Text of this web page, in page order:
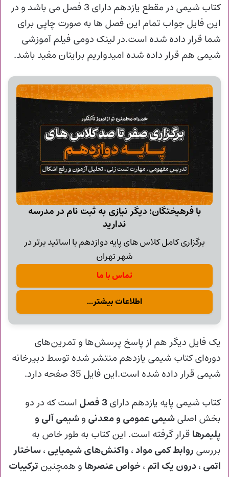
کتاب شیمی در مقطع یازدهم دارای 3 فصل می باشد و در
این فایل جواب تمام این فصل ها به صورت چاپی برای
شما قرار داده شده است.در لینک دومی فیلم آموزشی
شیمی هم قرار داده شده امیدواریم برایتان مفید باشد.
با فرهیختگان؛ دیگر نیازی به ثبت نام در مدرسه
ندارید
برگزاری کامل کلاس های پایه دوازدهم با اساتید برتر در
شهر تهران
تماس با ما
اطلاعات بیشتر...
یک فایل دیگر هم از پاسخ پرسش‌‌ها و تمرین‌های
دوره‌ای کتاب شیمی یازدهم منتشر شده توسط دبیرخانه
شیمی قرار داده شده است.این فایل 35 صفحه دارد.
کتاب شیمی پایه یازدهم دارای3 فصل
است که در دو
بخش اصلیشیمی عمومی و معدنی وشیمی آلی و
پلیمرها قرار گرفته است. این کتاب به‌ طور خاص به
بررسی روابط کمی مواد، واکنش‌های شیمیایی ،ساختار
اتمی ،درون یک اتم ،خواص عنصرها و همچنین ترکیبات